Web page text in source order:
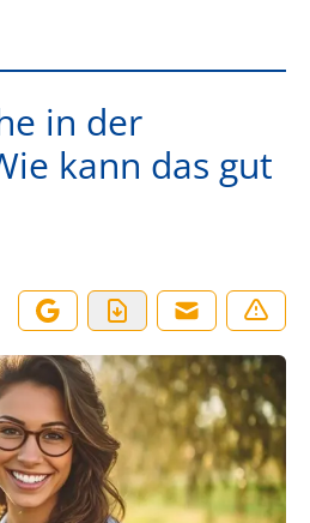
in der
kann das gut